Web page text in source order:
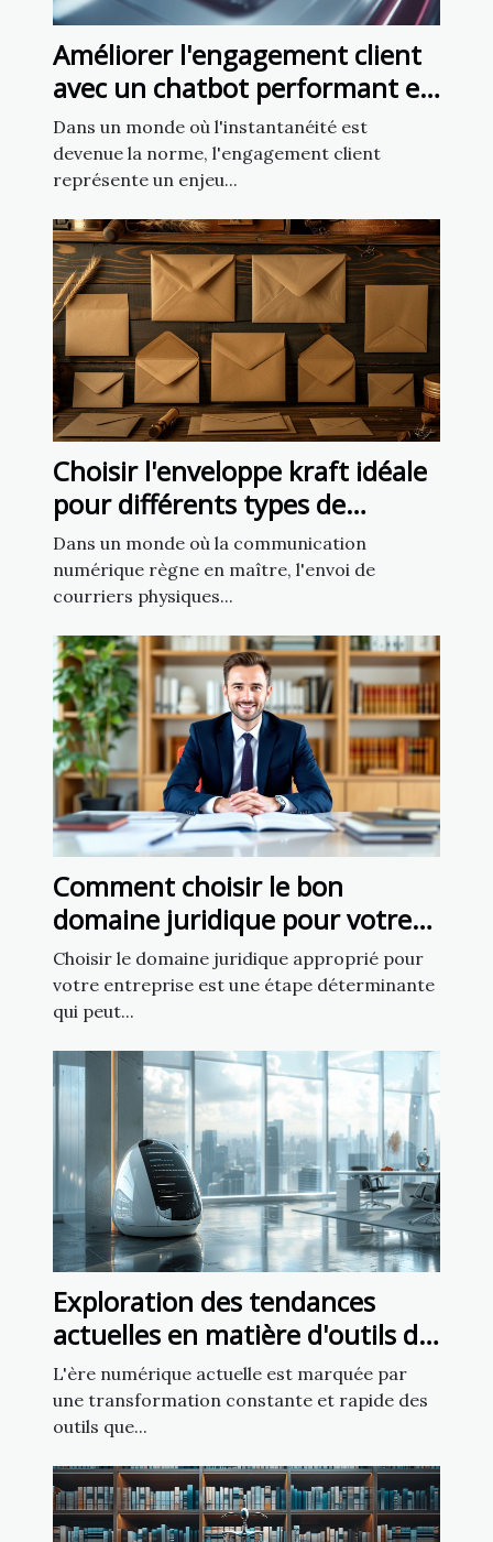
Améliorer l'engagement client
avec un chatbot performant en
5 minutes
Dans un monde où l'instantanéité est
devenue la norme, l'engagement client
représente un enjeu...
Choisir l'enveloppe kraft idéale
pour différents types de
courriers
Dans un monde où la communication
numérique règne en maître, l'envoi de
courriers physiques...
Comment choisir le bon
domaine juridique pour votre
affaire
Choisir le domaine juridique approprié pour
votre entreprise est une étape déterminante
qui peut...
Exploration des tendances
actuelles en matière d'outils de
création de sites web
L'ère numérique actuelle est marquée par
une transformation constante et rapide des
outils que...